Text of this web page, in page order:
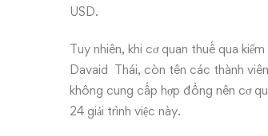
USD.
Tuy nhiên, khi cơ quan thuế qua
Davaid Thái, còn tên các thành
không cung cấp hợp đồng nên cơ
24 giải trình việc này.